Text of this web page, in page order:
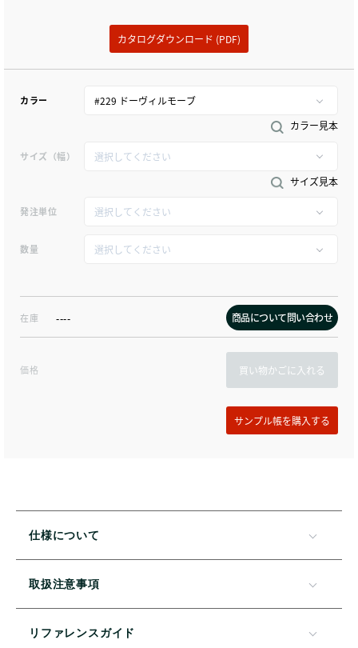
カタログダウンロード (PDF)
カラー
カラー見本
サイズ（幅）
サイズ見本
発注単位
数量
在庫 ---- 商品について問い合わせ
価格 買い物かごに入れる
仕様について
取扱注意事項
リファレンスガイド